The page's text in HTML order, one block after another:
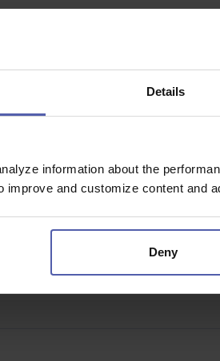
Details
information about the
improve and customize content and
Deny
aktivně rozvíjet výrobní procesy, řídit
dotahovat…
(M/Ž)
kteří se připojí k našemu výrobnímu